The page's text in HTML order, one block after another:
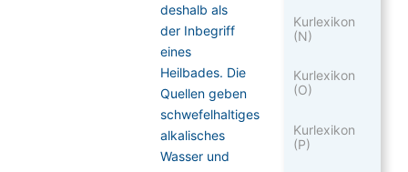
deshalb als
der Inbegriff
eines
Heilbades. Die
Quellen geben
schwefelhaltiges
alkalisches
Wasser und
Kurlexikon
(N)
Kurlexikon
(O)
Kurlexikon
(P)